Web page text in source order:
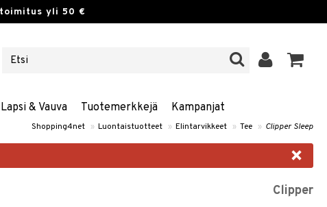
yli 50 €
& Vauva Tuotemerkkejä Kampanjat
Shopping4net » Luontaistuotteet » Elintarvikkeet » Tee » Clipper Sleep
×
Clipper